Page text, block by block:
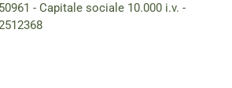
- Capitale sociale 10.000 i.v. -